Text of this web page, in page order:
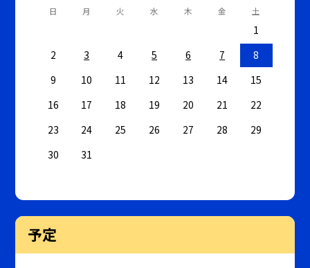
日 月 火 水 木 金 土
1
2
3 4 5 6 7
8
9
10 11 12 13 14
15
16
17 18 19 20 21
22
23
24 25 26 27 28
29
30
31
予定